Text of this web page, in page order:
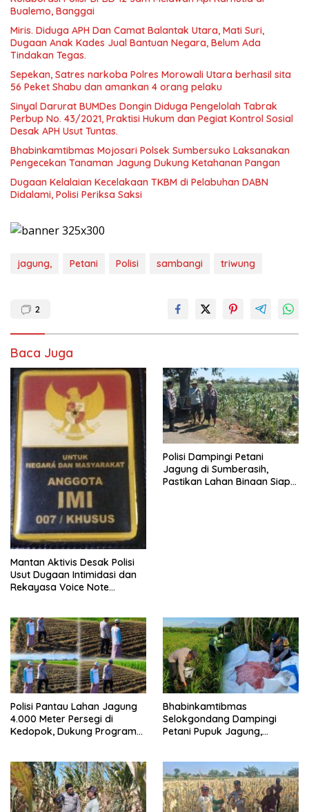
Bualemo, Banggai
Miris. Diduga APH Dan Camat Balantak Utara, Mati Suri,
Dugaan Anak Kades Jual Bantuan Negara, Belum Ada
Sepekan, Satres narkoba Polres Morowali Utara berhasil sita
56 Peket Shabu dan amankan 4 orang pelaku
Sinyal Darurat BUMDes Dongin Diduga Pengelolah Tabrak
Perbup No. 43/2021, Praktisi Hukum dan Pegiat Kontrol Sosial
Desak APH Usut Tuntas.
Bhabinkamtibmas Mojosari Polsek Sumbersuko Laksanakan
Pengecekan Tanaman Jagung Dukung Ketahanan Pangan
Dugaan Kelalaian Kecelakaan TKBM di Pelabuhan DABN
Didalami, Polisi Periksa Saksi
jagung, Petani Polisi sambangi triwung
2
Baca Juga
Mantan Aktivis Desak Polisi
Usut Dugaan Intimidasi dan
Rekayasa Voice Note
Polisi Dampingi Petani
Jagung di Sumberasih,
Pastikan Lahan Binaan Siap
Polisi Pantau Lahan Jagung
4.000 Meter Persegi di
Kedopok, Dukung Program
Bhabinkamtibmas
Selokgondang Dampingi
Petani Pupuk Jagung,